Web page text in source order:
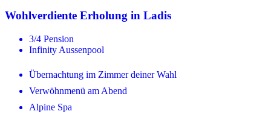
Wohlverdiente Erholung in Ladis
3/4 Pension
Infinity Aussenpool
Übernachtung im Zimmer deiner Wahl
Verwöhnmenü am Abend
Alpine Spa